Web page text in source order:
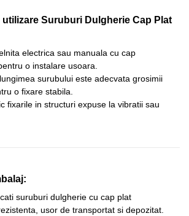
Suruburi Dulgherie Cap Plat
electrica sau manuala cu cap
o instalare usoara.
surubului este adecvata grosimii
o fixare stabila.
fixarile in structuri expuse la vibratii sau
suruburi dulgherie cu cap plat
usor de transportat si depozitat.